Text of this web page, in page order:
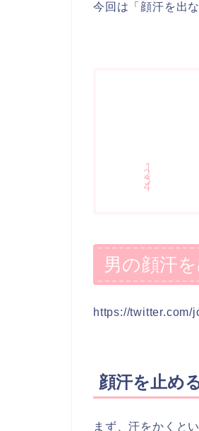
今回は「顔汗を出
男の顔汗
https://twitter.com/
顔汗を止め
まず、汗をかくと